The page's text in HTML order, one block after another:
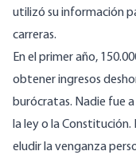
utilizó su información
carreras.
En el primer año,
obtener ingresos
burócratas. Nadie fue
la ley o la
eludir la venganza